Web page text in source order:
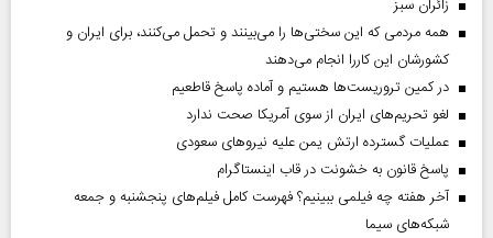
‌زائران سبز
همه مردمی که این سختی‌ها را می‌بینند و تحمل می‌کنند، برای ایران و
کشورشان این کاررا انجام می‌دهند
در کمین تروریست‌ها هستیم و آماده پاسخ قاطعیم
لغو تحریم‌های ایران از سوی آمریکا صحت ندارد
عملیات گسترده ارتش یمن علیه نیروهای سعودی
پاسخ قانون به خشونت در قاب اینستاگرام
آخر هفته چه فیلمی ببینیم؟ فهرست کامل فیلم‌های پنجشنبه و جمعه
شبکه‌های سیما